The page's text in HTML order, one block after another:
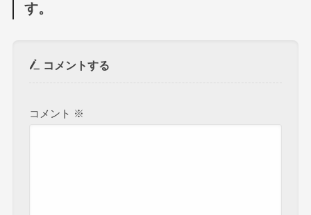
す。
コメントする
コメント ※